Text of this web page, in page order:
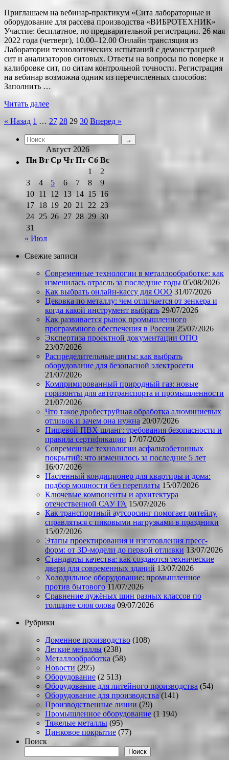
Приглашаем на вебинар-практикум «Сита лабораторные и
оборудование для рассева производства «ВИБРОТЕХНИК»
Участие: бесплатное, по предварительной регистрации. 26 мая
2022 года (четверг), 10.00–12.00 Онлайн трансляция из
Лаборатории технологических испытаний с демонстрацией
сит и анализаторов ситовых. Ответы на вопросы по поверке и
калибровке сит, по ситам контрольной точности. Регистрация
на вебинар возможна одним из перечисленных способов:
Заполнить …
Читать далее
Пагинация
записей
« Назад 1 … 27 28 29 30 Вперед »
Август 2026
Пн Вт Ср Чт Пт Сб Вс
1
2
3
4 5 6 7 8
9
10 11 12 13 14 15 16
17 18 19 20 21 22 23
24 25 26 27 28 29 30
31
« Июл
Свежие записи
Современные технологии в металлообработке: как
изменилась отрасль за последние годы 05/08/2026
Как выбрать онлайн-кассу для ООО 31/07/2026
Цековка по металлу: чем отличается от зенкера и
когда какой инструмент выбрать 29/07/2026
Как развивается рынок промышленного
программного обеспечения в России 25/07/2026
Экспертиза проектной документации ОПО
23/07/2026
Распределительные щиты: как выбрать
оборудование для безопасной электросети
21/07/2026
Компримированный природный газ: новые
горизонты для автотранспорта и промышленности
21/07/2026
Что такое дробеструйная обработка алюминиевых
отливок и зачем она нужна 20/07/2026
Пищевой ПВХ шланг: требования безопасности и
правила сертификации 17/07/2026
Современные технологии асфальтобетонных
покрытий: что изменилось за последние 5 лет
16/07/2026
Настенный кондиционер для квартиры и дома:
подбор мощности без переплаты 15/07/2026
Ключевые компоненты и архитектура
отечественной САУ ГА 15/07/2026
Как транспортный аутсорсинг помогает ритейлу
справляться с пиковыми нагрузками в праздники
15/07/2026
Этапы проектирования и изготовления пресс-
форм: от 3D-модели до первой отливки 13/07/2026
Стандарты качества: как создаются технические
двери для современных зданий 13/07/2026
Холодильное оборудование: промышленное
против бытового 11/07/2026
Сравнение лужёных шин разных классов по
толщине слоя олова 09/07/2026
Рубрики
Доменное производство (108)
Легкие металлы (238)
Металлообработка (58)
Новости (295)
Оборудование (2 513)
Оборудование для литейного производства (54)
Оборудование для производства (141)
Производственные линии (79)
Промышленное оборудование (1 194)
Тяжелые металлы (95)
Цинковое покрытие (77)
Поиск
Поиск